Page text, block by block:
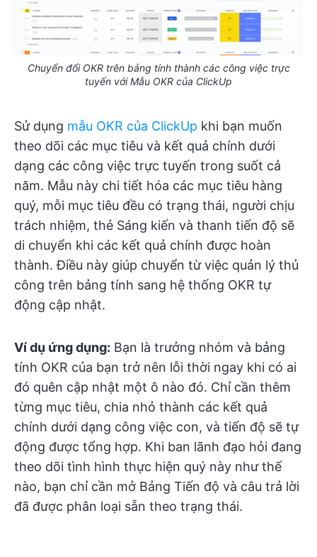
Chuyển đổi OKR trên bảng tính thành các công việc trực
tuyến với Mẫu OKR của ClickUp
Sử dụng mẫu OKR của ClickUp khi bạn muốn
theo dõi các mục tiêu và kết quả chính dưới
dạng các công việc trực tuyến trong suốt cả
năm. Mẫu này chi tiết hóa các mục tiêu hàng
quý, mỗi mục tiêu đều có trạng thái, người chịu
trách nhiệm, thẻ Sáng kiến và thanh tiến độ sẽ
di chuyển khi các kết quả chính được hoàn
thành. Điều này giúp chuyển từ việc quản lý thủ
công trên bảng tính sang hệ thống OKR tự
động cập nhật.
Ví dụ ứng dụng: Bạn là trưởng nhóm và bảng
tính OKR của bạn trở nên lỗi thời ngay khi có ai
đó quên cập nhật một ô nào đó. Chỉ cần thêm
từng mục tiêu, chia nhỏ thành các kết quả
chính dưới dạng công việc con, và tiến độ sẽ tự
động được tổng hợp. Khi ban lãnh đạo hỏi đang
theo dõi tình hình thực hiện quý này như thế
nào, bạn chỉ cần mở Bảng Tiến độ và câu trả lời
đã được phân loại sẵn theo trạng thái.